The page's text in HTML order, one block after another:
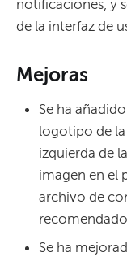
notificaciones, y
de la interfaz de
Mejoras
Se ha
logotipo de la
izquierda de
imagen en el
archivo de
Se ha